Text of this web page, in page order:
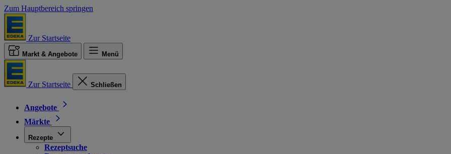
Zum Hauptbereich springen
Zur Startseite
Markt & Angebote Menü
Zur Startseite Schließen
Angebote
Märkte
Rezepte
Rezeptsuche